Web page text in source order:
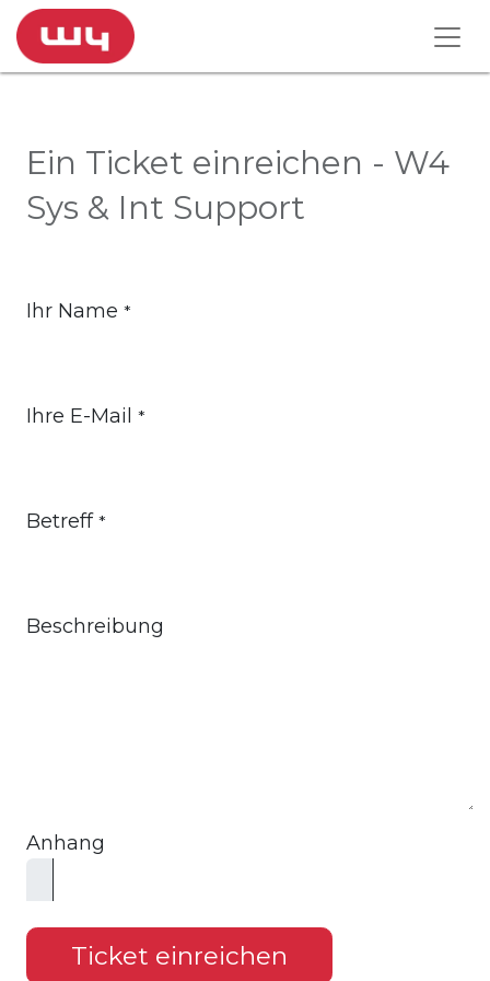
Ein Ticket einreichen - W4
Sys & Int Support
Ihr Name *
Ihre E-Mail *
Betreff *
Beschreibung
Anhang
Ticket einreichen